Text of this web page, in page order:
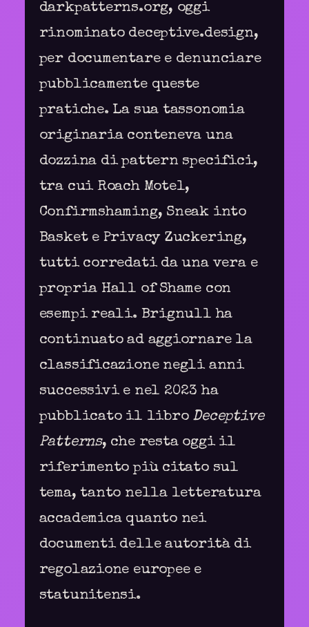
darkpatterns.org, oggi
rinominato deceptive.design,
per documentare e denunciare
pubblicamente queste
pratiche. La sua tassonomia
originaria conteneva una
dozzina di pattern specifici,
tra cui Roach Motel,
Confirmshaming, Sneak into
Basket e Privacy Zuckering,
tutti corredati da una vera e
propria Hall of Shame con
esempi reali. Brignull ha
continuato ad aggiornare la
classificazione negli anni
successivi e nel 2023 ha
pubblicato il libro Deceptive
Patterns, che resta oggi il
riferimento più citato sul
tema, tanto nella letteratura
accademica quanto nei
documenti delle autorità di
regolazione europee e
statunitensi.